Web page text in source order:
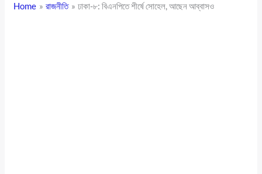
Home
রাজনীতি ঢাকা-৮: বিএনপিতে শীর্ষে সোহেল, আছেন আব্বাসও